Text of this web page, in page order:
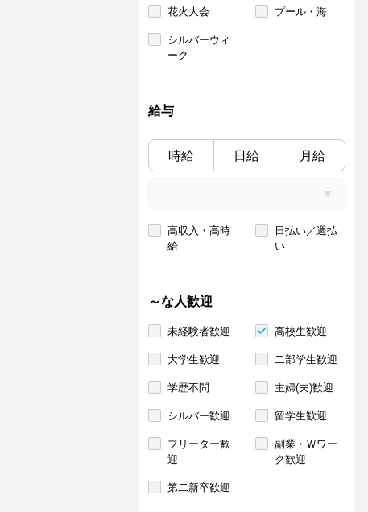
花火大会 プール・海
シルバーウィ
ーク
給与
時給 日給 月給
高収入・高時
給
日払い／週払
い
～な人歓迎
未経験者歓迎 高校生歓迎
大学生歓迎 二部学生歓迎
学歴不問 主婦(夫)歓迎
シルバー歓迎 留学生歓迎
フリーター歓
迎
副業・Ｗワー
ク歓迎
第二新卒歓迎